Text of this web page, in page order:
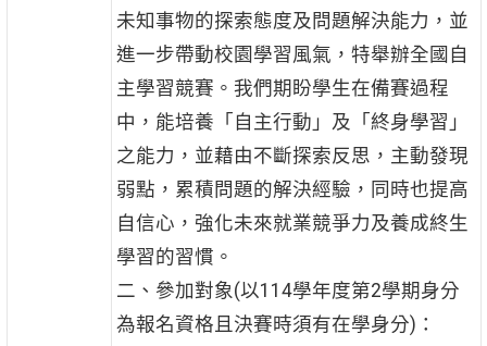
未知事物的探索態度及問題解決能力，並
進一步帶動校園學習風氣，特舉辦全國自
主學習競賽。我們期盼學生在備賽過程
中，能培養「自主行動」及「終身學習」
之能力，並藉由不斷探索反思，主動發現
弱點，累積問題的解決經驗，同時也提高
自信心，強化未來就業競爭力及養成終生
學習的習慣。
二、參加對象(以114學年度第2學期身分
為報名資格且決賽時須有在學身分)：